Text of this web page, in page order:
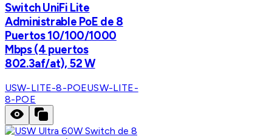
Switch UniFi Lite
Administrable PoE de 8
Puertos 10/100/1000
Mbps (4 puertos
802.3af/at), 52 W
USW-LITE-8-POEUSW-LITE-
8-POE